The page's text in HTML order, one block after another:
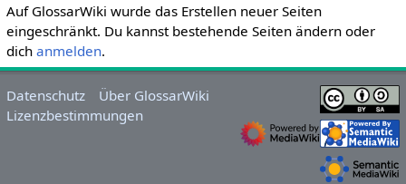
Auf GlossarWiki wurde das Erstellen neuer Seiten
eingeschränkt. Du kannst bestehende Seiten ändern oder
dich anmelden.
Datenschutz
Über GlossarWiki
Lizenzbestimmungen